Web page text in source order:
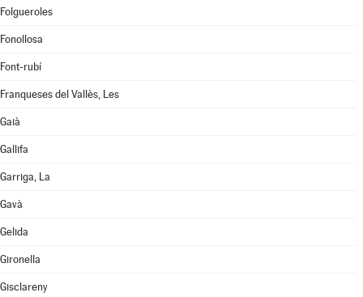
Folgueroles
Fonollosa
Font-rubí
Franqueses del Vallès, Les
Gaià
Gallifa
Garriga, La
Gavà
Gelida
Gironella
Gisclareny